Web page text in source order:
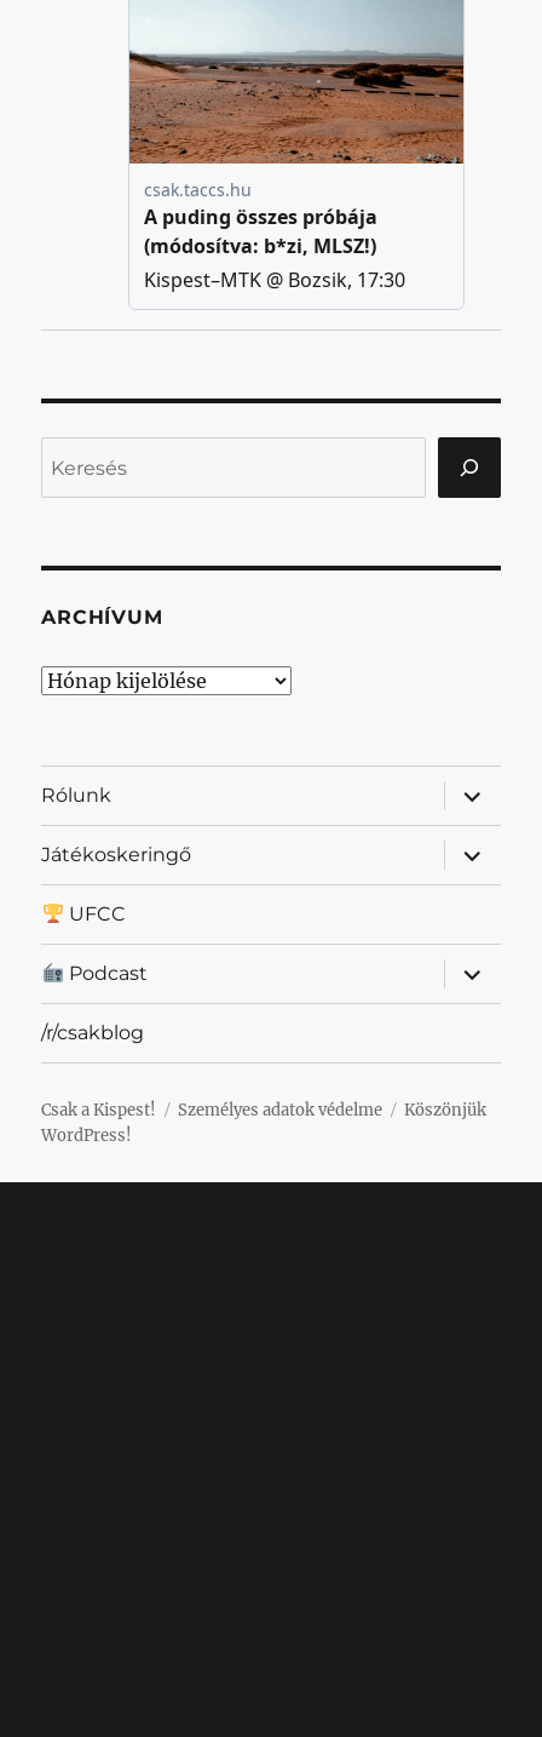
ARCHÍVUM
Archívum
Rólunk
almenü
Játékoskeringő
almenü
UFCC
Podcast
almenü
/r/csakblog
Csak a Kispest! Személyes adatok védelme
Köszönjük
WordPress!